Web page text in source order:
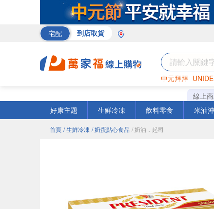
宅配 到店取貨
中元拜拜
罐頭 咖
線上
好康主題
生鮮冷凍 飲料零食 米油
首頁 / 生鮮冷凍 / 奶蛋點心食品 / 奶油．起司